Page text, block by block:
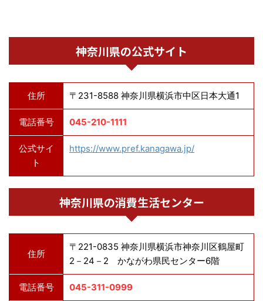
神奈川県の公式サイト
住所 〒231-8588 神奈川県横浜市中区日本大通1
電話番号 045-210-1111
公式サイ
ト
https://www.pref.kanagawa.jp/
神奈川県の消費生活センター
住所
〒221-0835 神奈川県横浜市神奈川区鶴屋町
2－24－2 かながわ県民センター6階
電話番号 045-311-0999